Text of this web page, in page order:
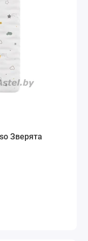
Зверята